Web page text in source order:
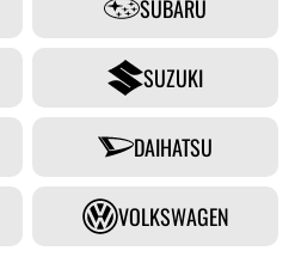
SUBARU
SUZUKI
DAIHATSU
VOLKSWAGEN